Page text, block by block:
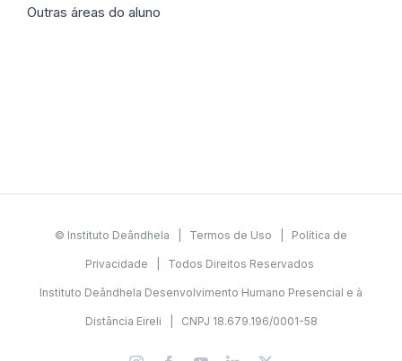
Outras áreas do aluno
© Instituto Deândhela | Termos de Uso Política de
Privacidade | Todos Direitos Reservados
Instituto Deândhela Desenvolvimento Humano Presencial e à
Distância Eireli | CNPJ 18.679.196/0001-58